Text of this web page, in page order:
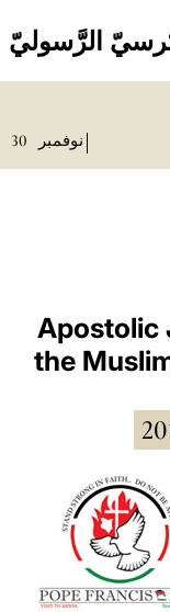
الرَّسوليّ
نوفمبر 30
Apostolic
the